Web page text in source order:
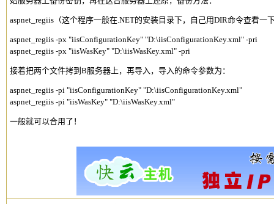
aspnet_regiis（这个程序一般在.NET的安装目录下，自己用DIR命令查看一
aspnet_regiis -px "iisConfigurationKey" "D:\iisConfigurationKey.xml" -pri
aspnet_regiis -px "iisWasKey" "D:\iisWasKey.xml" -pri
接着把两个文件拷到B服务器上，再导入，导入的命令参数为：
aspnet_regiis -pi "iisConfigurationKey" "D:\iisConfigurationKey.xml"
aspnet_regiis -pi "iisWasKey" "D:\iisWasKey.xml"
一般就可以合用了！